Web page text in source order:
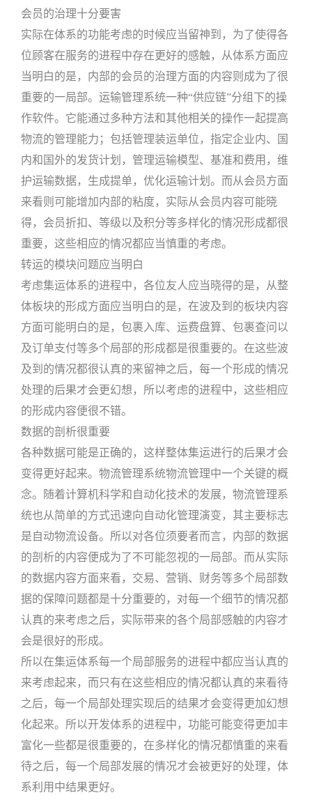
会员的治理十分要害
实际在体系的功能考虑的时候应当留神到，为了使得各
位顾客在服务的进程中存在更好的感触，从体系方面应
当明白的是，内部的会员的治理方面的内容则成为了很
重要的一局部。运输管理系统一种“供应链”分组下的操
作软件。它能通过多种方法和其他相关的操作一起提高
物流的管理能力；包括管理装运单位，指定企业内、国
内和国外的发货计划，管理运输模型、基准和费用，维
护运输数据，生成提单，优化运输计划。而从会员方面
来看则可能增加内部的粘度，实际从会员内容可能晓
得，会员折扣、等级以及积分等多样化的情况形成都很
重要，这些相应的情况都应当慎重的考虑。
转运的模块问题应当明白
考虑集运体系的进程中，各位友人应当晓得的是，从整
体板块的形成方面应当明白的是，在波及到的板块内容
方面可能明白的是，包裹入库、运费盘算、包裹查问以
及订单支付等多个局部的形成都是很重要的。在这些波
及到的情况都很认真的来留神之后，每一个形成的情况
处理的后果才会更幻想，所以考虑的进程中，这些相应
的形成内容便很不错。
数据的剖析很重要
各种数据可能是正确的，这样整体集运进行的后果才会
变得更好起来。物流管理系统物流管理中一个关键的概
念。随着计算机科学和自动化技术的发展，物流管理系
统也从简单的方式迅速向自动化管理演变，其主要标志
是自动物流设备。所以对各位须要者而言，内部的数据
的剖析的内容便成为了不可能忽视的一局部。而从实际
的数据内容方面来看，交易、营销、财务等多个局部数
据的保障问题都是十分重要的，对每一个细节的情况都
认真的来考虑之后，实际带来的各个局部感触的内容才
会是很好的形成。
所以在集运体系每一个局部服务的进程中都应当认真的
来考虑起来，而只有在这些相应的情况都认真的来看待
之后，每一个局部处理实现后的结果才会变得更加幻想
化起来。所以开发体系的进程中，功能可能变得更加丰
富化一些都是很重要的，在多样化的情况都慎重的来看
待之后，每一个局部发展的情况才会被更好的处理，体
系利用中结果更好。